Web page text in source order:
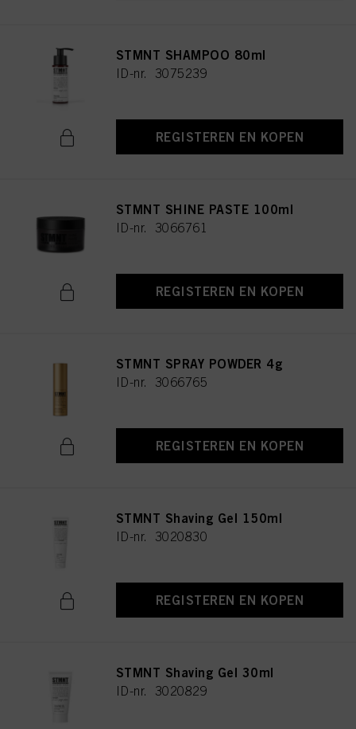
STMNT SHAMPOO 80ml
ID-nr. 3075239
REGISTEREN EN KOPEN
STMNT SHINE PASTE 100ml
ID-nr. 3066761
REGISTEREN EN KOPEN
STMNT SPRAY POWDER 4g
ID-nr. 3066765
REGISTEREN EN KOPEN
STMNT Shaving Gel 150ml
ID-nr. 3020830
REGISTEREN EN KOPEN
STMNT Shaving Gel 30ml
ID-nr. 3020829